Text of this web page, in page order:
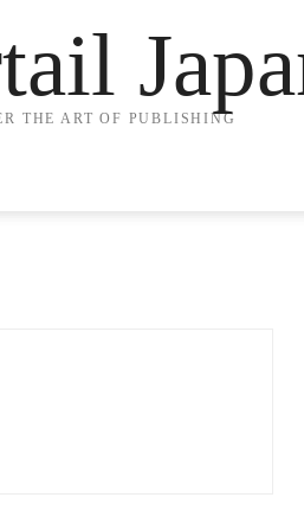
THE ART OF PUBLISHING